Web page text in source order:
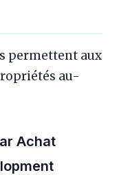
permettent aux
au-
Achat